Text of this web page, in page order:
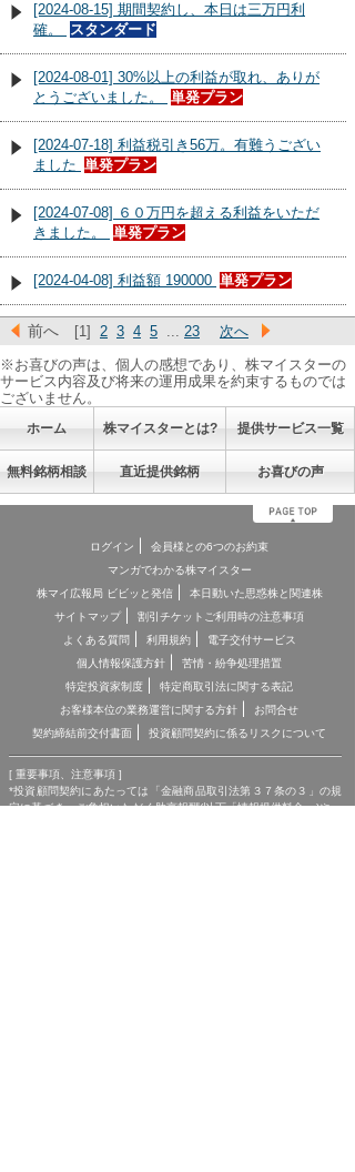
[2024-08-15] 期間契約し、本日は三万円利
確。
スタンダード
[2024-08-01] 30%以上の利益が取れ、ありが
とうございました。
単発プラン
[2024-07-18] 利益税引き56万。有難うござい
ました 単発プラン
[2024-07-08] ６０万円を超える利益をいただ
きました。
単発プラン
[2024-04-08] 利益額 190000 単発プラン
前へ [1] 2 3 4 5 ... 23
次へ
※お喜びの声は、個人の感想であり、株マイスターの
サービス内容及び将来の運用成果を約束するものでは
ございません。
ホーム 株マイスターとは? 提供サービス一覧
無料銘柄相談 直近提供銘柄 お喜びの声
ログイン
会員様との6つのお約束
マンガでわかる株マイスター
株マイ広報局 ビビッと発信
本日動いた思惑株と関連株
サイトマップ
割引チケットご利用時の注意事項
よくある質問
利用規約
電子交付サービス
個人情報保護方針
苦情・紛争処理措置
特定投資家制度
特定商取引法に関する表記
お客様本位の業務運営に関する方針
お問合せ
契約締結前交付書面
投資顧問契約に係るリスクについて
[ 重要事項、注意事項 ]
*投資顧問契約にあたっては「金融商品取引法第３７条の３」の規
定に基づき、ご負担いただく助言報酬(以下「情報提供料金」)や、